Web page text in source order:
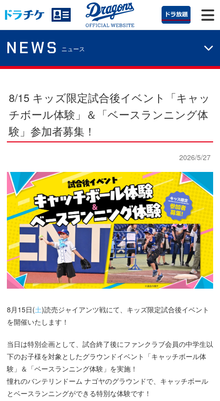
NEWS ニュース
8/15 キッズ限定試合後イベント
「キャッ
チボール体験」＆「ベースランニング体
験」参加者募集！
2026/5/27
8月15日(土)読売ジャイアンツ戦にて、キッズ限定試合後イベント
を開催いたします！
当日は特別企画として、試合終了後にファンクラブ会員の中学生以
下のお子様を対象としたグラウンドイベント「キャッチボール体
験」＆「ベースランニング体験」を実施！
憧れのバンテリンドーム ナゴヤのグラウンドで、キャッチボール
とベースランニングができる特別な体験です！